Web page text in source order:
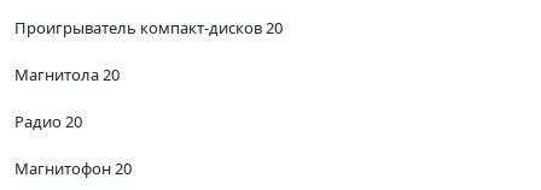
Проигрыватель компакт-дисков 20
Магнитола 20
Радио 20
Магнитофон 20